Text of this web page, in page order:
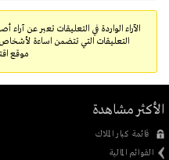
الآراء الواردة في التعليقات تعبر عن
التعليقات التي تتضمن اساءة
موقع
الأكثر مشاهدة
قائمة كبار الملاك
القوائم المالية